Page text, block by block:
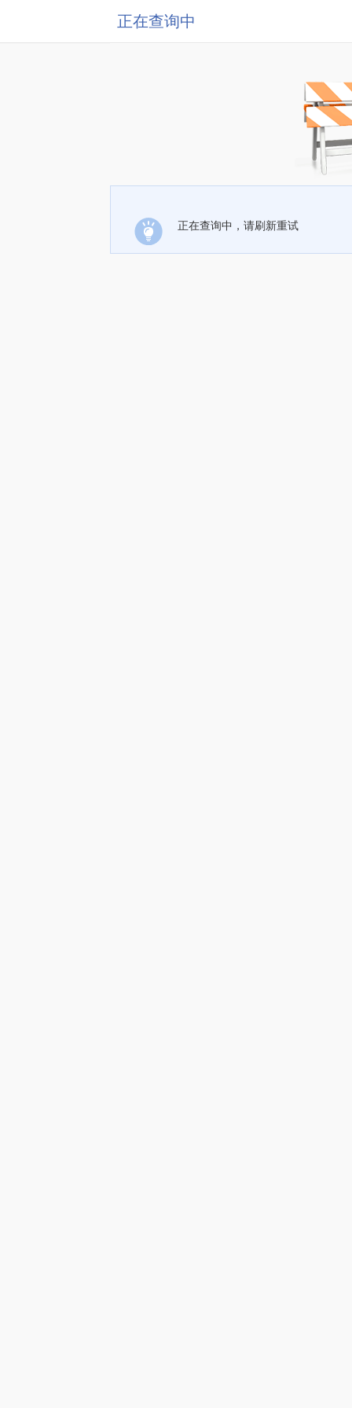
正在查询中
正在查询中，请刷新重试